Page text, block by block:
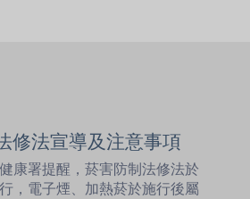
修法宣導及注意事項
康署提醒，菸害防制法修法於
，電子煙、加熱菸於施行後屬